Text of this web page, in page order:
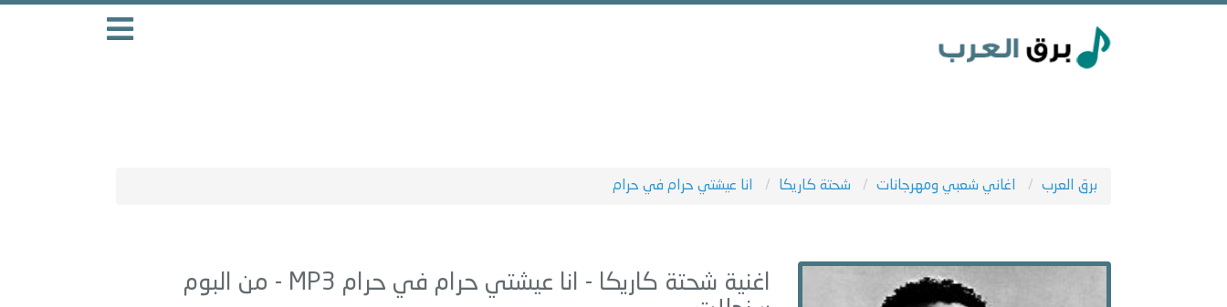
برق العرب اغاني شعبي ومهرجانات شحتة كاريكا انا عيشتي حرام في حرام
اغنية شحتة كاريكا - انا عيشتي حرام في حرام